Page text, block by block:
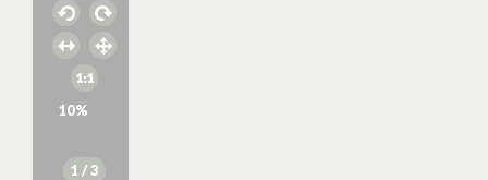
10%
1 / 3